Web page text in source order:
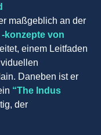
maßgeblich an der
konzepte von
einem Leitfaden
Daneben ist er
“The Indus
der